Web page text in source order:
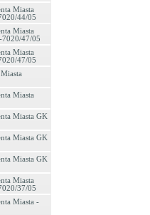
Miasta
44/05
Miasta
47/05
Miasta
47/05
Miasta
Miasta GK
Miasta GK
Miasta GK
Miasta
37/05
Miasta -